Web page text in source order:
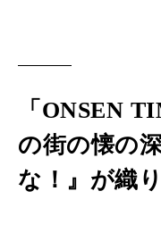
「ONSEN
の街の懐の
な！』が織